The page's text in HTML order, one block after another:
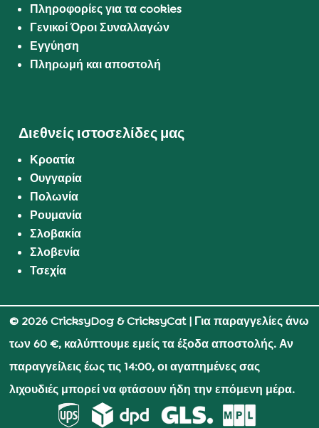
Πληροφορίες για τα cookies
Γενικοί Όροι Συναλλαγών
Εγγύηση
Πληρωμή και αποστολή
Διεθνείς ιστοσελίδες μας
Κροατία
Ουγγαρία
Πολωνία
Ρουμανία
Σλοβακία
Σλοβενία
Τσεχία
© 2026 CricksyDog & CricksyCat| Για παραγγελίες άνω
των 60 €, καλύπτουμε εμείς τα έξοδα αποστολής. Αν
παραγγείλεις έως τις 14:00, οι αγαπημένες σας
λιχουδιές μπορεί να φτάσουν ήδη την επόμενη μέρα.